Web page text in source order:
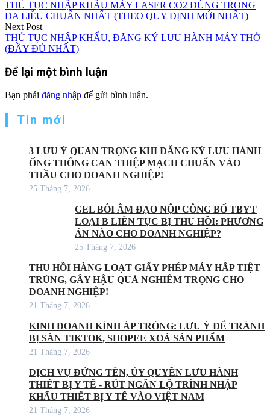
hướng
bài
viết
THỦ TỤC NHẬP KHẨU MÁY LASER CO2 DÙNG TRONG
DA LIỄU CHUẨN NHẤT (THEO QUY ĐỊNH MỚI NHẤT)
Next Post
THỦ TỤC NHẬP KHẨU, ĐĂNG KÝ LƯU HÀNH MÁY THỞ
(ĐẦY ĐỦ NHẤT)
Để lại một bình luận
Bạn phải đăng nhập để gửi bình luận.
Tin mới
3 LƯU Ý QUAN TRỌNG KHI ĐĂNG KÝ LƯU HÀNH
ỐNG THÔNG CAN THIỆP MẠCH CHUẨN VÀO
THẦU CHO DOANH NGHIỆP!
25 Tháng 7, 2026
GEL BÔI ÂM ĐẠO NỘP CÔNG BỐ TBYT
LOẠI B LIÊN TỤC BỊ THU HỒI: PHƯƠNG
ÁN NÀO CHO DOANH NGHIỆP?
25 Tháng 7, 2026
THU HỒI HÀNG LOẠT GIẤY PHÉP MÁY HẤP TIỆT
TRÙNG, GÂY HẬU QUẢ NGHIÊM TRỌNG CHO
DOANH NGHIỆP!
21 Tháng 7, 2026
KINH DOANH KÍNH ÁP TRÒNG: LƯU Ý ĐỂ TRÁNH
BỊ SÀN TIKTOK, SHOPEE XOÁ SẢN PHẨM
21 Tháng 7, 2026
DỊCH VỤ ĐỨNG TÊN, ỦY QUYỀN LƯU HÀNH
THIẾT BỊ Y TẾ - RÚT NGẮN LỘ TRÌNH NHẬP
KHẨU THIẾT BỊ Y TẾ VÀO VIỆT NAM
21 Tháng 7, 2026